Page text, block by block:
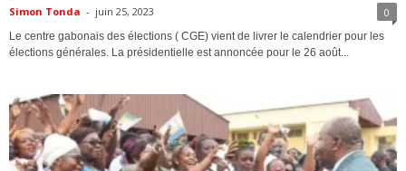
Simon Tonda - juin 25, 2023 0
Le centre gabonais des élections ( CGE) vient de livrer le calendrier pour les
élections générales. La présidentielle est annoncée pour le 26 août...